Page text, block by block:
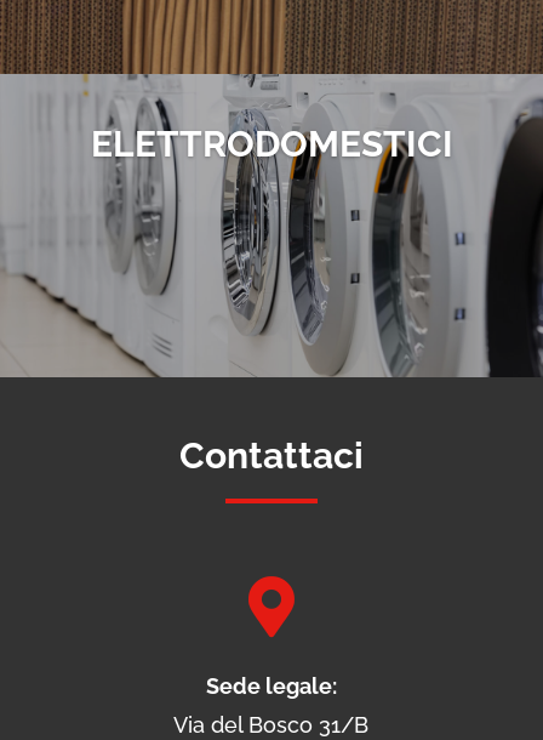
ELETTRO­DOMESTICI
Contattaci

Sede legale:
Via del Bosco 31/B